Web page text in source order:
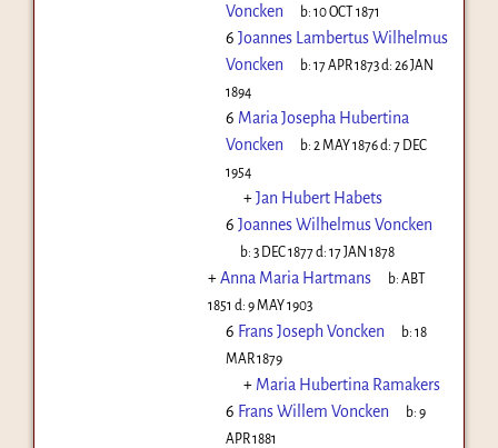
Voncken
b:10 OCT 1871
6 Joannes Lambertus Wilhelmus
Voncken
b:17 APR 1873d:26 JAN
1894
6 Maria Josepha Hubertina
Voncken
b:2 MAY 1876d:7 DEC
1954
+Jan Hubert Habets
6 Joannes Wilhelmus Voncken
b:3 DEC 1877d:17 JAN 1878
+Anna Maria Hartmans b:ABT
1851 d: 9 MAY 1903
6 Frans Joseph Voncken b:18
MAR 1879
+ Maria Hubertina Ramakers
6 Frans Willem Voncken b:9
APR 1881